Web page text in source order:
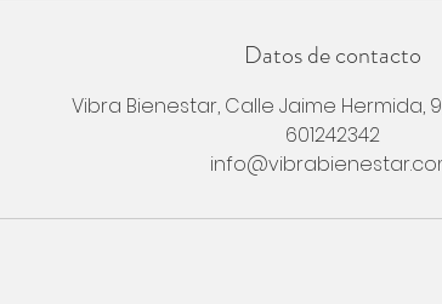
Datos de contacto
Vibra Bienestar, Calle Jaime Hermida,
601242342